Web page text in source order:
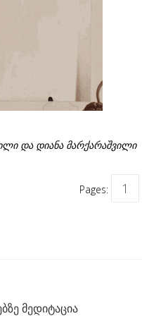
და დიანა მარქარაშვილი
Pages: 1
მედიტაცია